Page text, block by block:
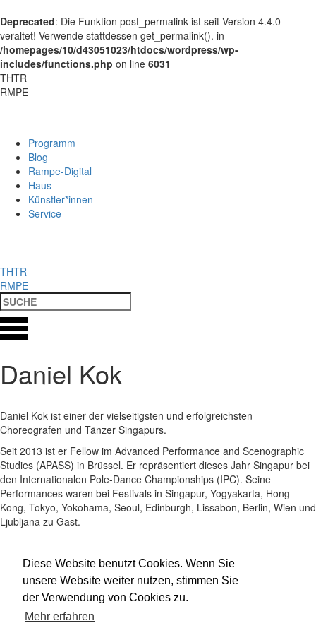
Diese Website benutzt Cookies. Wenn Sie
unsere Website weiter nutzen, stimmen Sie
der Verwendung von Cookies zu.
Mehr erfahren
Deprecated: Die Funktion post_permalink ist seit Version 4.4.0
veraltet! Verwende stattdessen get_permalink(). in
/homepages/10/d43051023/htdocs/wordpress/wp-
includes/functions.php on line 6031
THTR
RMPE
Programm
Blog
Rampe-Digital
Haus
Künstler*innen
Service
THTR
RMPE
Daniel Kok
Daniel Kok ist einer der vielseitigsten und erfolgreichsten
Choreografen und Tänzer Singapurs.
Seit 2013 ist er Fellow im Advanced Performance and Scenographic
Studies (APASS) in Brüssel. Er repräsentiert dieses Jahr Singapur bei
den Internationalen Pole-Dance Championships (IPC). Seine
Performances waren bei Festivals in Singapur, Yogyakarta, Hong
Kong, Tokyo, Yokohama, Seoul, Edinburgh, Lissabon, Berlin, Wien und
Ljubljana zu Gast.
Mitgewirkt bei:SPACE MONKEYS
Impressum
Datenschutz